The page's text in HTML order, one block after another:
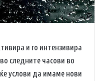
и го интензивира
следните часови во
услови да имаме нови